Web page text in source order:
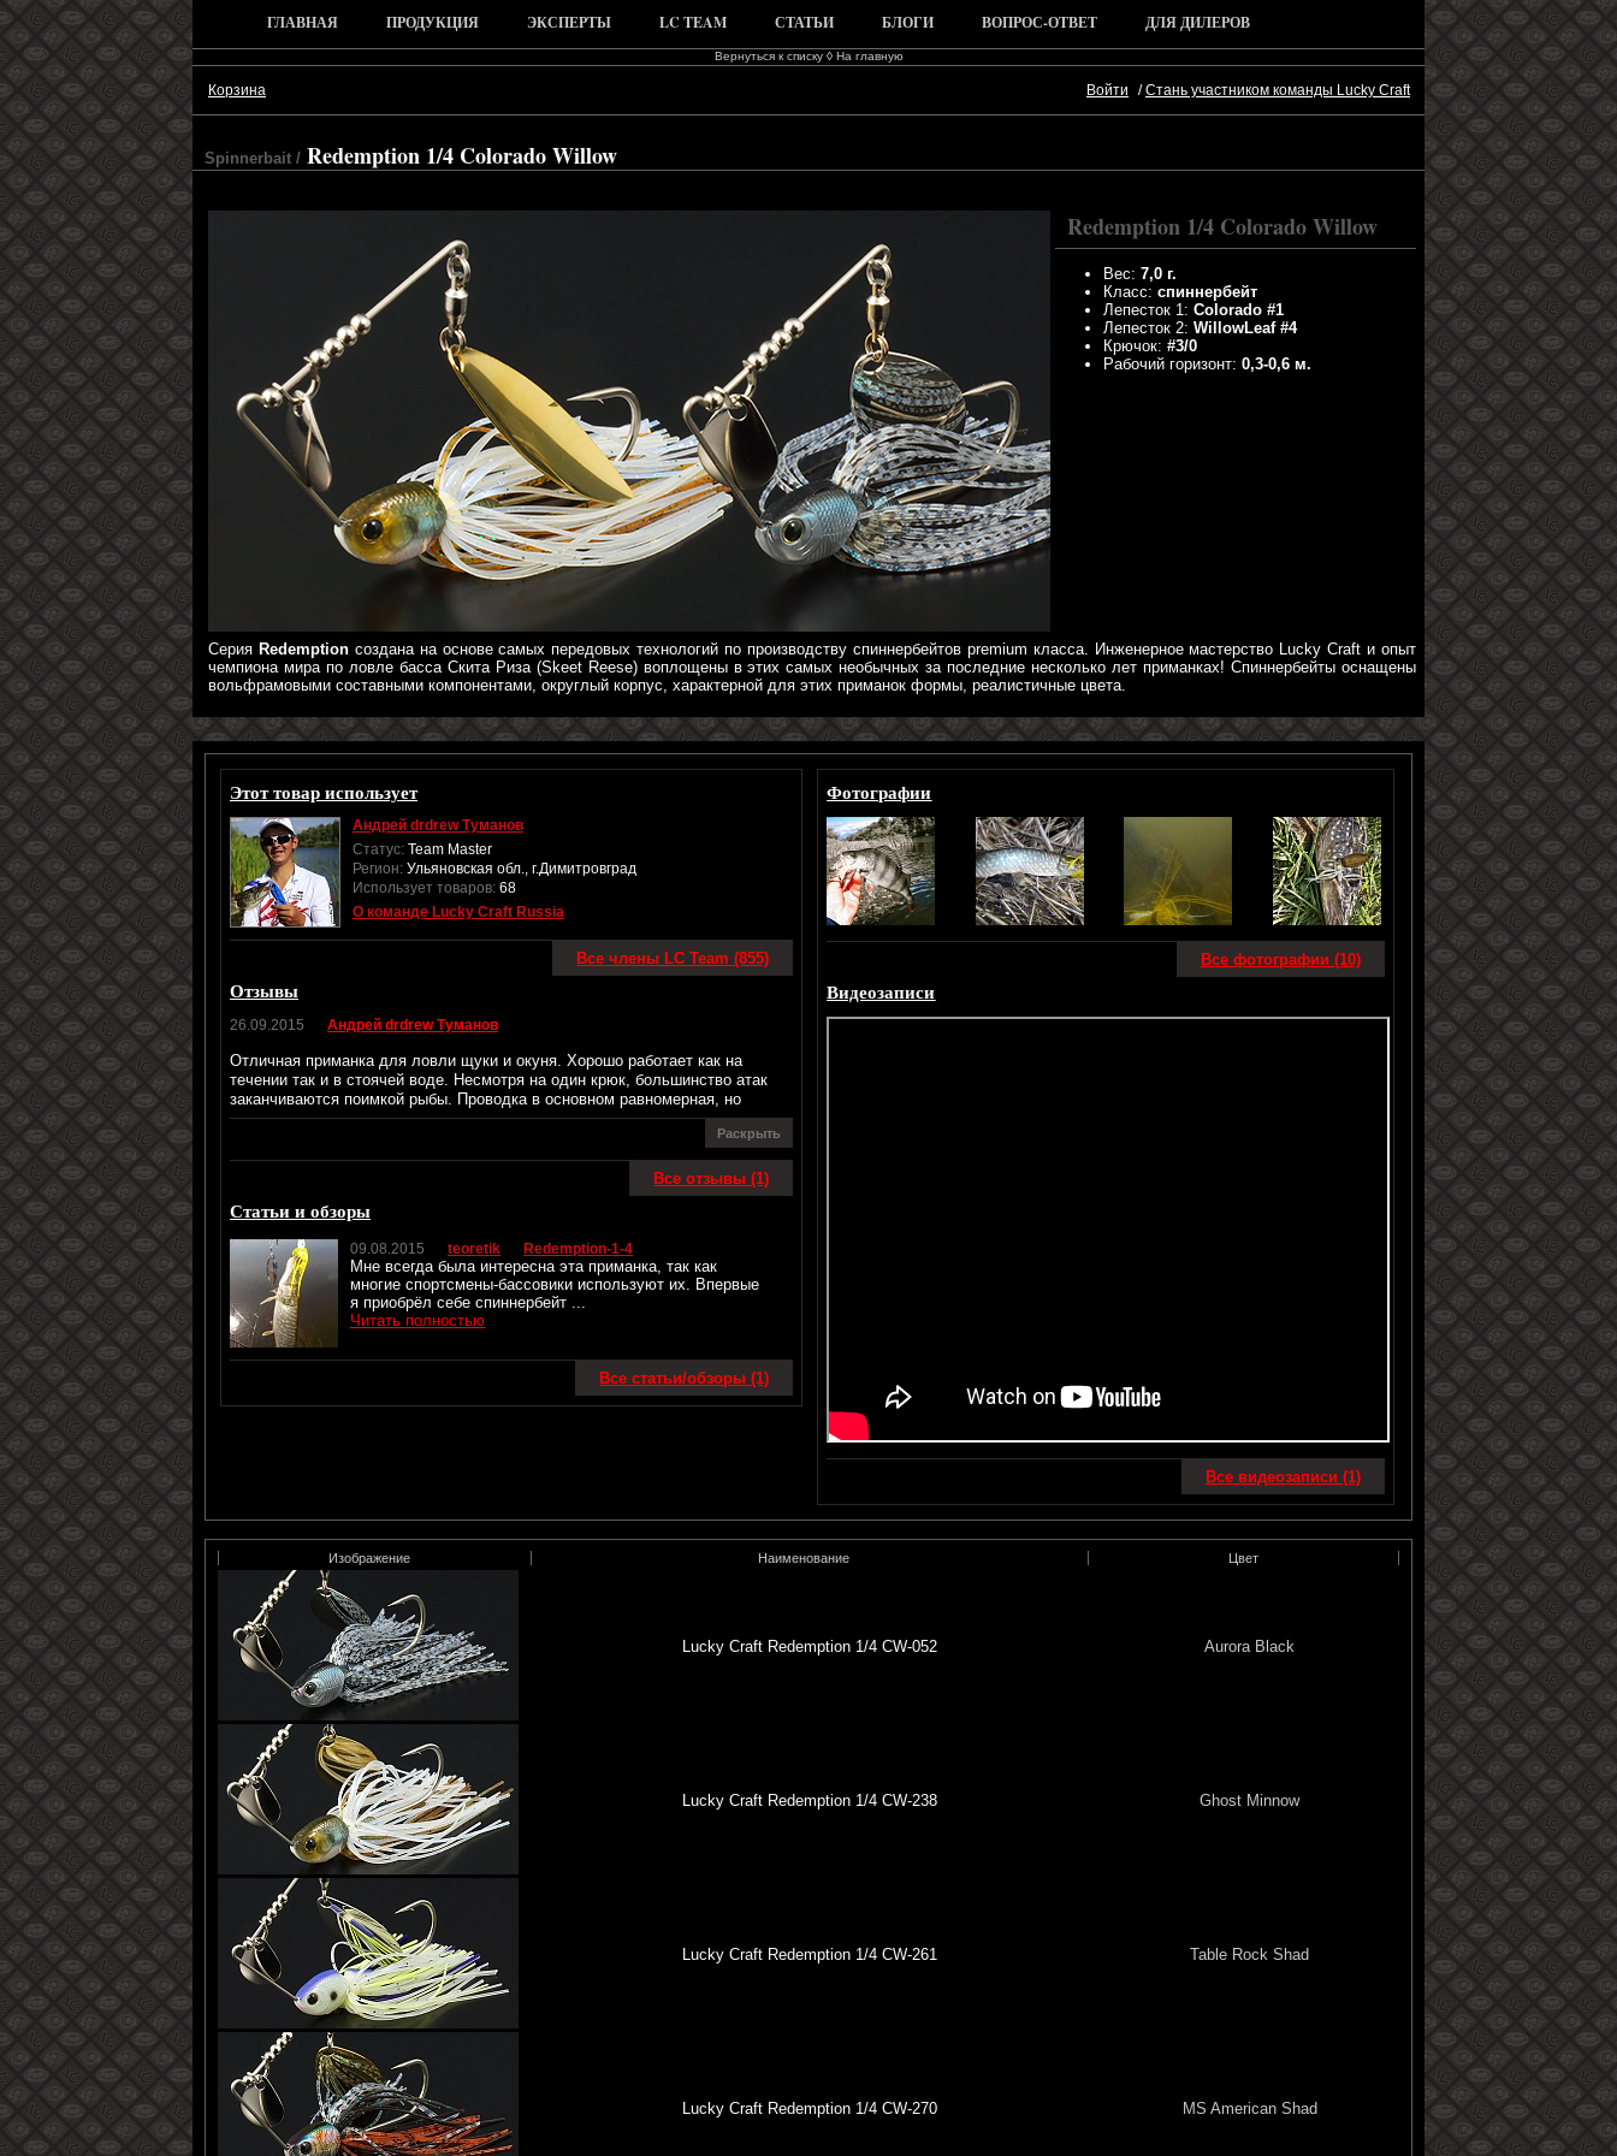
ГЛАВНАЯ ПРОДУКЦИЯ ЭКСПЕРТЫ LC TEAM СТАТЬИ БЛОГИ ВОПРОС-ОТВЕТ ДЛЯ ДИЛЕРОВ
Вернуться к списку◊ На главную
Корзина Войти /Стань участником команды Lucky Craft
Spinnerbait / Redemption 1/4 Colorado Willow
Redemption 1/4 Colorado Willow
Вес: 7,0 г.
Класс: спиннербейт
Лепесток 1: Colorado #1
Лепесток 2: WillowLeaf #4
Крючок: #3/0
Рабочий горизонт: 0,3-0,6 м.
Серия Redemptionсоздана на основе самых передовых технологий по производству спиннербейтов premium класса. Инженерное мастерство Lucky Craft и опыт
чемпиона мира по ловле басса Скита Риза (Skeet Reese) воплощены в этих самых необычных за последние несколько лет приманках! Спиннербейты оснащены
вольфрамовыми составными компонентами, округлый корпус, характерной для этих приманок формы, реалистичные цвета.
Этот товар использует
Андрей drdrew Туманов
Статус: Team Master
Регион: Ульяновская обл., г.Димитровград
Использует товаров: 68
О команде Lucky Craft Russia
Все члены LC Team (855)
Отзывы
26.09.2015 Андрей drdrew Туманов
Отличная приманка для ловли щуки и окуня. Хорошо работает как на
течении так и в стоячей воде. Несмотря на один крюк, большинство атак
заканчиваются поимкой рыбы. Проводка в основном равномерная, но
Раскрыть
Все отзывы (1)
Статьи и обзоры
09.08.2015 teoretik Redemption-1-4
Мне всегда была интересна эта приманка, так как
многие спортсмены-бассовики используют их. Впервые
я приобрёл себе спиннербейт ...
Читать полностью
Все статьи/обзоры (1)
Фотографии
Все фотографии (10)
Видеозаписи
Все видеозаписи (1)
Изображение Наименование Цвет
Lucky Craft Redemption 1/4 CW-052 Aurora Black
Lucky Craft Redemption 1/4 CW-238 Ghost Minnow
Lucky Craft Redemption 1/4 CW-261 Table Rock Shad
Lucky Craft Redemption 1/4 CW-270 MS American Shad